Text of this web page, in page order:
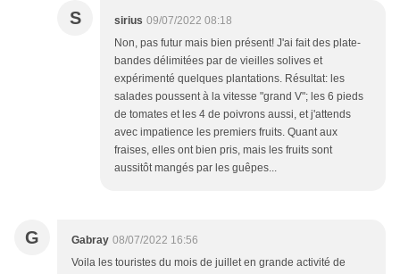
S sirius 09/07/2022 08:18
Non, pas futur mais bien présent! J'ai fait des plate-
bandes délimitées par de vieilles solives et
expérimenté quelques plantations. Résultat: les
salades poussent à la vitesse "grand V"; les 6 pieds
de tomates et les 4 de poivrons aussi, et j'attends
avec impatience les premiers fruits. Quant aux
fraises, elles ont bien pris, mais les fruits sont
aussitôt mangés par les guêpes...
G Gabray 08/07/2022 16:56
Voila les touristes du mois de juillet en grande activité de